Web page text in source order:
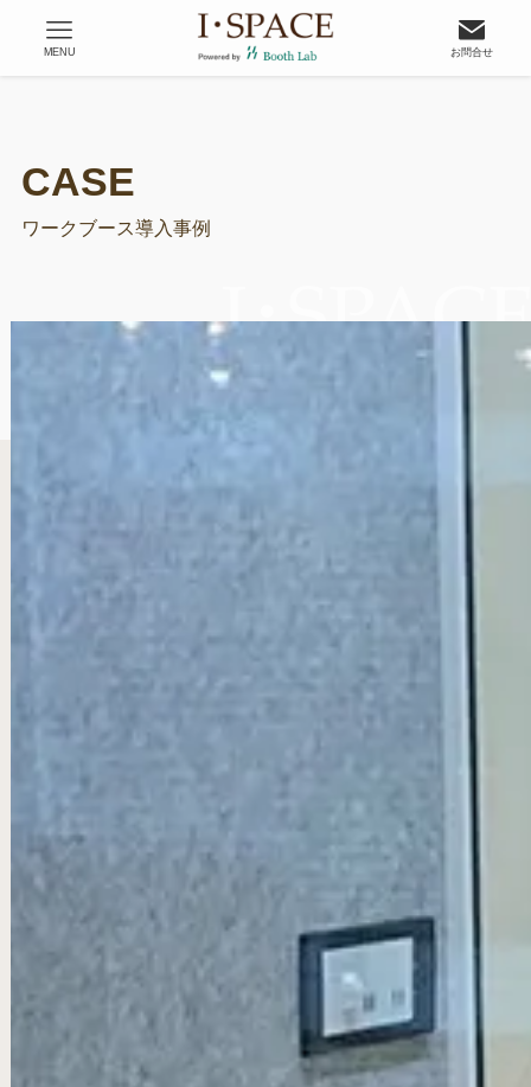
お問合せ
MENU
ワークブース導入事例